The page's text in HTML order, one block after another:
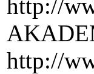
http://
http://